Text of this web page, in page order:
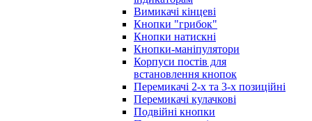
Вимикачі кінцеві
Кнопки "грибок"
Кнопки натискні
Кнопки-маніпулятори
Корпуси постів для
встановлення кнопок
Перемикачі 2-х та 3-х позиційні
Перемикачі кулачкові
Подвійні кнопки